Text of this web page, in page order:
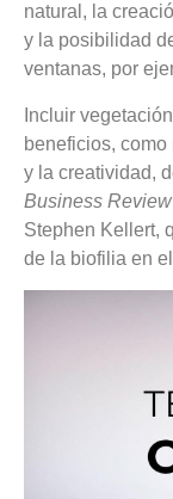
natural, la
y la posibilidad
ventanas, por
Incluir
beneficios,
y la creatividad,
Business Review
Stephen Kellert,
de la biofilia en